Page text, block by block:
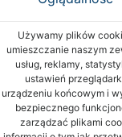
Używamy plików
umieszczanie naszym
usług, reklamy,
ustawień
urządzeniu końcowym i
bezpiecznego
zarządzać plikami